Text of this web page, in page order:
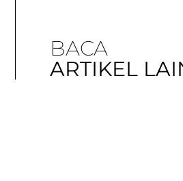
BACA
ARTIKEL